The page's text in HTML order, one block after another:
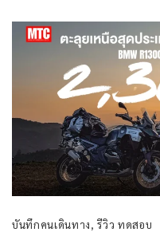
บันทึกคนเดินทาง,รีวิว ทดสอบ